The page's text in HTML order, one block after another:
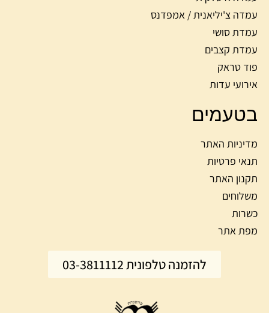
עמדה צ'יליאנית / אמפדנס
עמדת סושי
עמדת קצבים
פוד טראק
אירועי עדות
בטעמים
מדיניות האתר
תנאי פרטיות
תקנון האתר
משלוחים
כשרות
מפת אתר
להזמנה טלפונית 03-3811112